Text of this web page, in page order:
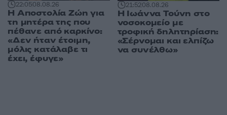
22:0508.08.26
Η Αποστολία Ζώη για
τη μητέρα της που
πέθανε από καρκίνο:
«Δεν ήταν έτοιμη,
μόλις κατάλαβε τι
έχει, έφυγε»
21:5208.08.26
Η Ιωάννα Τούνη στο
νοσοκομείο με
τροφική δηλητηρίαση:
«Σέρνομαι και ελπίζω
να συνέλθω»